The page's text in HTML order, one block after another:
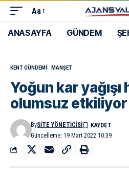
Aa
ANASAYFA GÜNDEM
KENT GÜNDEMI MANŞET
Yoğun kar yağışı
olumsuz etkiliyor
Güncelleme: 19 Mart 2022 10:39
BySITE YÖNETICISI